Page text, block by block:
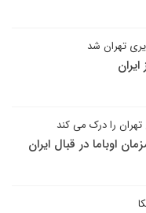
تهران شد
ایران
را درک می کند
اوباما در قبال ایران